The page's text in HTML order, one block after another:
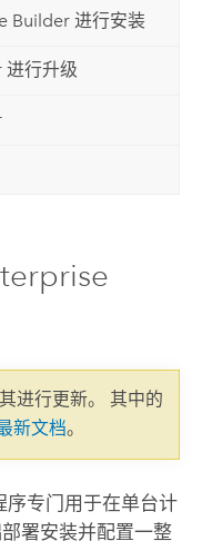
Builder 进行安装
进行升级
进行更新。 其中的
新文档。
专门用于在单台计
署安装并配置一整